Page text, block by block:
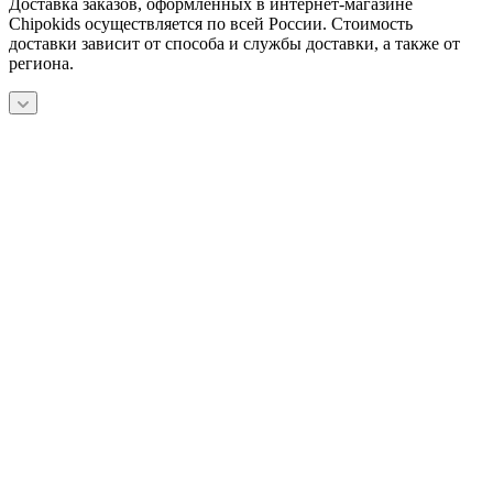
Chipokids осуществляется по всей России. Стоимость
доставки зависит от способа и службы доставки, а также от
региона.